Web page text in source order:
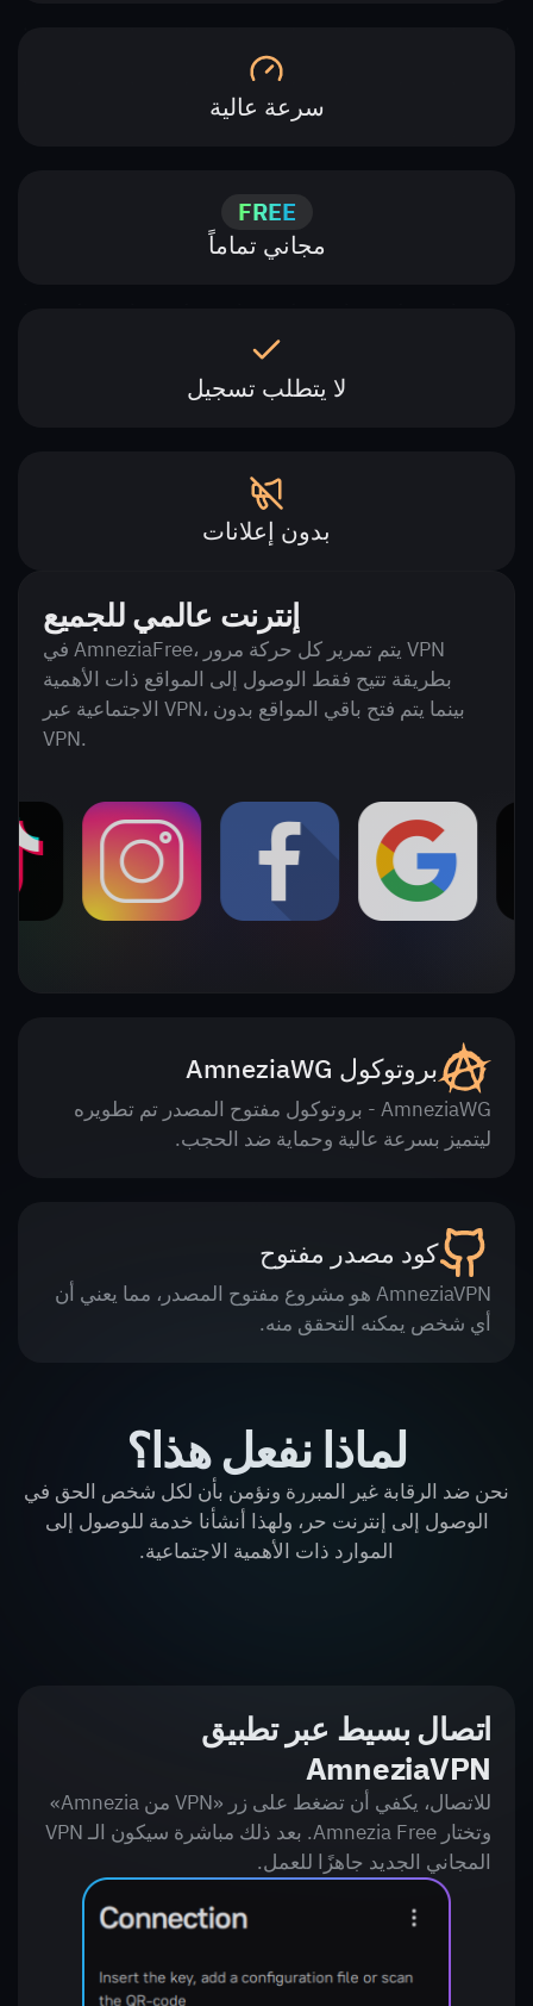
سرعة عالية
FREE
مجاني تماماً
لا يتطلب تسجيل
بدون إعلانات
إنترنت عالمي للجميع
في AmneziaFree، يتم تمرير كل حركة مرور VPN
بطريقة تتيح فقط الوصول إلى المواقع ذات الأهمية
الاجتماعية عبر VPN، بينما يتم فتح باقي المواقع بدون
VPN.
بروتوكول AmneziaWG
AmneziaWG - بروتوكول مفتوح المصدر تم تطويره
ليتميز بسرعة عالية وحماية ضد الحجب.
كود مصدر مفتوح
AmneziaVPN هو مشروع مفتوح المصدر، مما يعني أن
أي شخص يمكنه التحقق منه.
لماذا نفعل هذا؟
نحن ضد الرقابة غير المبررة ونؤمن بأن لكل شخص الحق في
الوصول إلى إنترنت حر، ولهذا أنشأنا خدمة للوصول إلى
الموارد ذات الأهمية الاجتماعية.
اتصال بسيط عبر تطبيق
AmneziaVPN
للاتصال، يكفي أن تضغط على زر «VPN من Amnezia»
وتختار Amnezia Free. بعد ذلك مباشرة سيكون الـ VPN
المجاني الجديد جاهزًا للعمل.